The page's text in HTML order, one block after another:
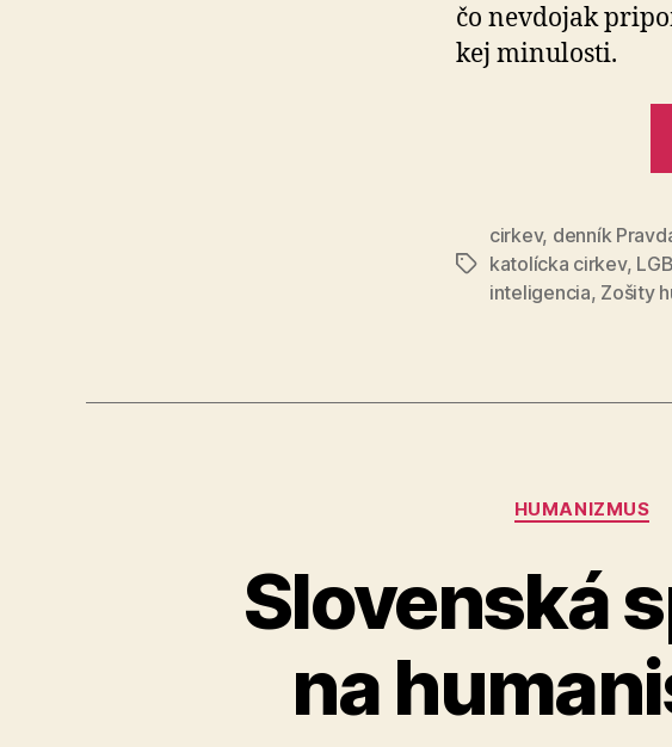
čo nevdojak
kej minulosti.
Značky
cirkev, denník
katolícka cirkev,
inteligencia, Zošity
HUMANIZMUS
Slovenská
na